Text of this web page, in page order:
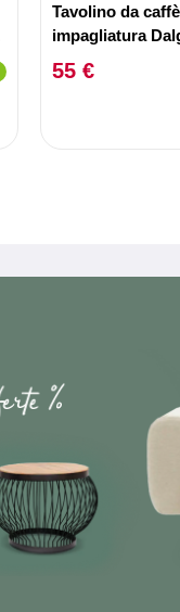
Tavolino da
impagliatura
55 €